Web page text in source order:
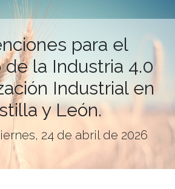
para el
la Industria 4.0
Industrial en
y León.
24 de abril de 2026